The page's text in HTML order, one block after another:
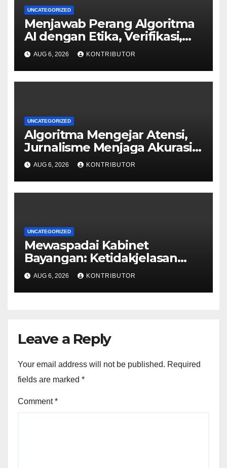
UNCATEGORIZED
Menjawab Perang Algoritma
AI dengan Etika, Verifikasi,
dan Media Tepercaya
AUG 6, 2026 KONTRIBUTOR
UNCATEGORIZED
Algoritma Mengejar Atensi,
Jurnalisme Menjaga Akurasi
dan Akal Sehat Publik
AUG 6, 2026 KONTRIBUTOR
UNCATEGORIZED
Mewaspadai Kabinet
Bayangan: Ketidakjelasan
Legitimasi Moral dan
Representasi
AUG 6, 2026 KONTRIBUTOR
Leave a Reply
Your email address will not be published. Required
fields are marked *
Comment*